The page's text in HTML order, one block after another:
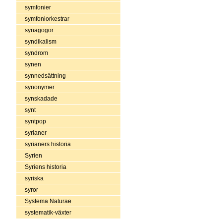
symfonier
symfoniorkestrar
synagogor
syndikalism
syndrom
synen
synnedsättning
synonymer
synskadade
synt
syntpop
syrianer
syrianers historia
Syrien
Syriens historia
syriska
syror
Systema Naturae
systematik-växter